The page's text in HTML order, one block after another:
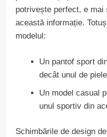
potrivește perfect, e
această informație.
modelul:
Un pantof sport
decât unul de
Un model casual
unul sportiv din
Schimbările de design